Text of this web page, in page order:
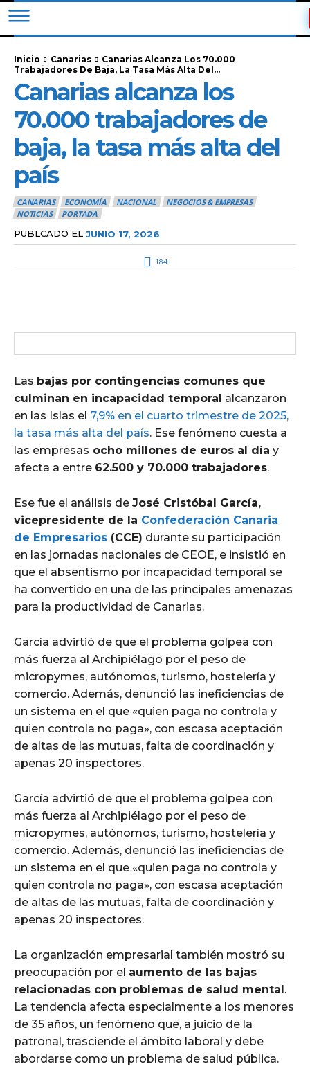
Inicio Canarias
Canarias Alcanza Los 70.000
Trabajadores De Baja, La Tasa Más Alta Del...
Canarias alcanza los
70.000 trabajadores de
baja, la tasa más alta del
país
CANARIAS ECONOMÍA NACIONAL
NEGOCIOS & EMPRESAS
NOTICIAS
PORTADA
PUBLCADO EL JUNIO 17, 2026
184
Las bajas por contingencias comunes que
culminan en incapacidad temporal alcanzaron
en las Islas el 7,9% en el cuarto trimestre de 2025,
la tasa más alta del país. Ese fenómeno cuesta a
las empresas ocho millones de euros al día y
afecta a entre 62.500 y 70.000 trabajadores.
Ese fue el análisis de José Cristóbal García,
vicepresidente de la Confederación Canaria
de Empresarios (CCE) durante su participación
en las jornadas nacionales de CEOE, e insistió en
que el absentismo por incapacidad temporal se
ha convertido en una de las principales amenazas
para la productividad de Canarias.
García advirtió de que el problema golpea con
más fuerza al Archipiélago por el peso de
micropymes, autónomos, turismo, hostelería y
comercio. Además, denunció las ineficiencias de
un sistema en el que «quien paga no controla y
quien controla no paga», con escasa aceptación
de altas de las mutuas, falta de coordinación y
apenas 20 inspectores.
García advirtió de que el problema golpea con
más fuerza al Archipiélago por el peso de
micropymes, autónomos, turismo, hostelería y
comercio. Además, denunció las ineficiencias de
un sistema en el que «quien paga no controla y
quien controla no paga», con escasa aceptación
de altas de las mutuas, falta de coordinación y
apenas 20 inspectores.
La organización empresarial también mostró su
preocupación por el aumento de las bajas
relacionadas con problemas de salud mental.
La tendencia afecta especialmente a los menores
de 35 años, un fenómeno que, a juicio de la
patronal, trasciende el ámbito laboral y debe
abordarse como un problema de salud pública.